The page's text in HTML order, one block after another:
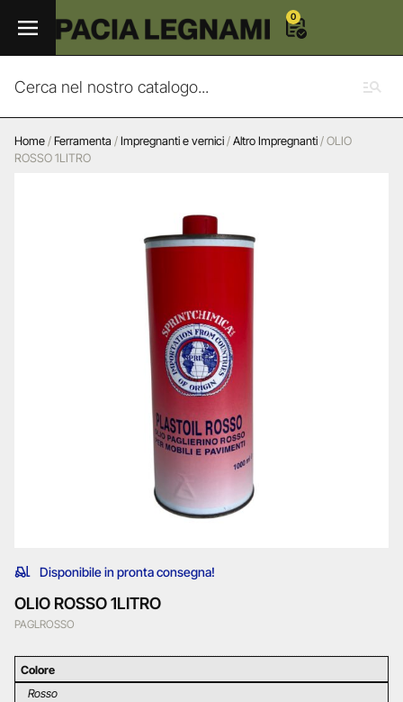
0
Home/Ferramenta /Impregnanti e vernici/Altro Impregnanti/ OLIO
ROSSO 1LITRO
Disponibile in pronta consegna!
OLIO ROSSO 1LITRO
PAGLROSSO
Colore
Rosso